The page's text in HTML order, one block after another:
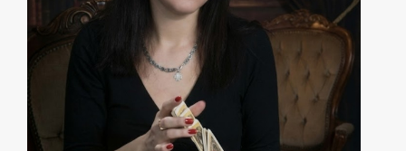
prorocké sny, intuici a spiritualitu. Od dětství
přicházejí ke mně vize, odpovědi a vhledy,
umožňující nahlédnout do situací a poskytovat
vedení. Mou vášní je tarot, fascinují mě jeho
symboly, barvy a hloubka, která se prolíná do
každodenního života. Ráda s vámi proberu